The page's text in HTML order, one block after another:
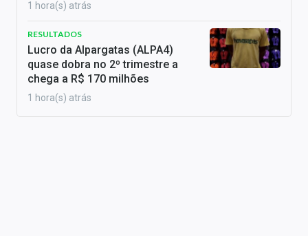
1 hora(s) atrás
RESULTADOS
Lucro da Alpargatas (ALPA4)
quase dobra no 2º trimestre a
chega a R$ 170 milhões
1 hora(s) atrás